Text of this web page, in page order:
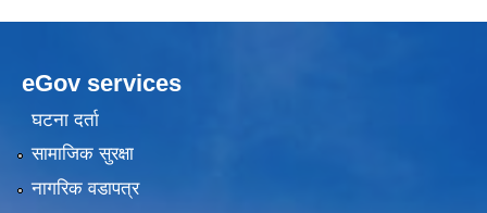
eGov services
घटना दर्ता
सामाजिक सुरक्षा
नागरिक वडापत्र